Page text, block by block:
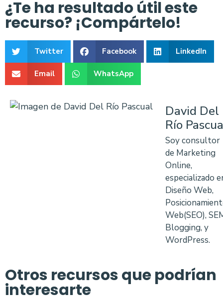
¿Te ha resultado útil este
recurso? ¡Compártelo!
Twitter Facebook LinkedIn
Email WhatsApp
David Del
Río
Soy consultor
de Marketing
Online,
especializado
Diseño Web,
Web(SEO),
Blogging, y
WordPress.
Otros recursos que podrían
interesarte